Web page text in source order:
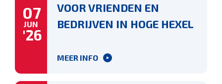
07
JUN
'26
VOOR VRIENDEN EN
BEDRIJVEN IN HOGE HEXEL
MEER INFO